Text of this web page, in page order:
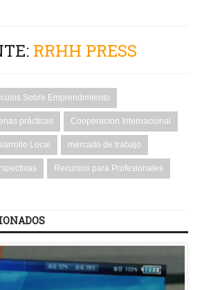
RRHH PRESS
Sobre Emprendimiento
prácticas Cooperacion Internacional
Local mercado de trabajo
Recursos para Profesionales